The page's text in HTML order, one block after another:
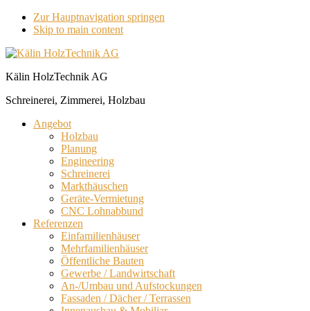
Zur Hauptnavigation springen
Skip to main content
Kälin HolzTechnik AG
Schreinerei, Zimmerei, Holzbau
Angebot
Holzbau
Planung
Engineering
Schreinerei
Markthäuschen
Geräte-Vermietung
CNC Lohnabbund
Referenzen
Einfamilienhäuser
Mehrfamilienhäuser
Öffentliche Bauten
Gewerbe / Landwirtschaft
An-/Umbau und Aufstockungen
Fassaden / Dächer / Terrassen